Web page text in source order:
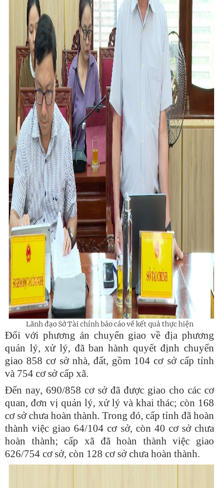
Lãnh đạo Sở Tài chính báo cáo về kết quả thực hiện
Đối với phương án chuyển giao về địa phương
quản lý, xử lý, đã ban hành quyết định chuyển
giao 858 cơ sở nhà, đất, gồm 104 cơ sở cấp tỉnh
và 754 cơ sở cấp xã.
Đến nay, 690/858 cơ sở đã được giao cho các cơ
quan, đơn vị quản lý, xử lý và khai thác; còn 168
cơ sở chưa hoàn thành. Trong đó, cấp tỉnh đã hoàn
thành việc giao 64/104 cơ sở, còn 40 cơ sở chưa
hoàn thành; cấp xã đã hoàn thành việc giao
626/754 cơ sở, còn 128 cơ sở chưa hoàn thành.